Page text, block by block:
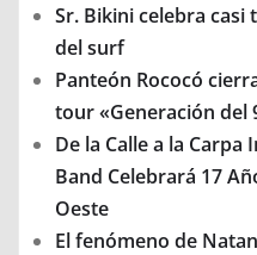
Sr. Bikini celebra casi
del surf
Panteón Rococó
tour «Generación del
De la Calle a la Carpa
Band Celebrará 17
Oeste
El fenómeno de